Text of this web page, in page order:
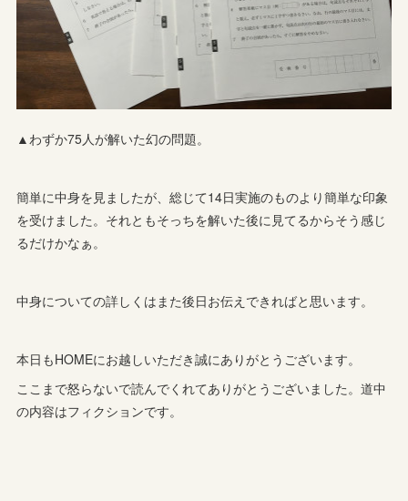
▲わずか75人が解いた幻の問題。
簡単に中身を見ましたが、総じて14日実施のものより簡単な印象
を受けました。それともそっちを解いた後に見てるからそう感じ
るだけかなぁ。
中身についての詳しくはまた後日お伝えできればと思います。
本日もHOMEにお越しいただき誠にありがとうございます。
ここまで怒らないで読んでくれてありがとうございました。道中
の内容はフィクションです。